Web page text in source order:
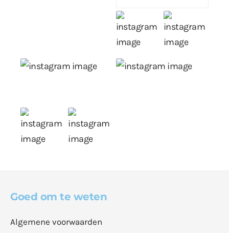
Goed om te weten
Algemene voorwaarden